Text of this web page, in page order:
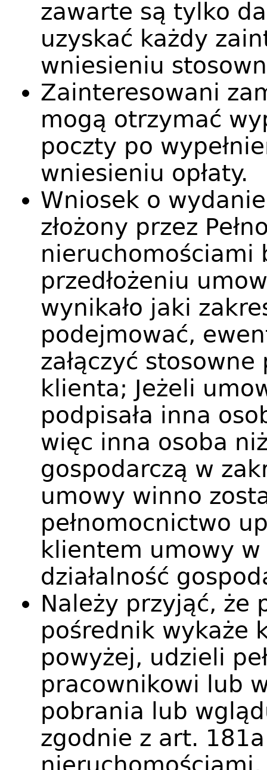
zawarte są tylko
uzyskać każdy
wniesieniu
Zainteresowani
mogą otrzymać
poczty po
wniesieniu opłaty.
Wniosek o
złożony przez
nieruchomościami
przedłożeniu
wynikało jaki
podejmować,
załączyć
klienta; Jeżeli
podpisała inna
więc inna osoba
gospodarczą w
umowy winno
pełnomocnictwo
klientem umowy
działalność
Należy przyjąć, że
pośrednik wykaże
powyżej, udzieli
pracownikowi lub
pobrania lub
zgodnie z art.